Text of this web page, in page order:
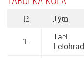
P. Tým
1.
Tacl
Letohrad